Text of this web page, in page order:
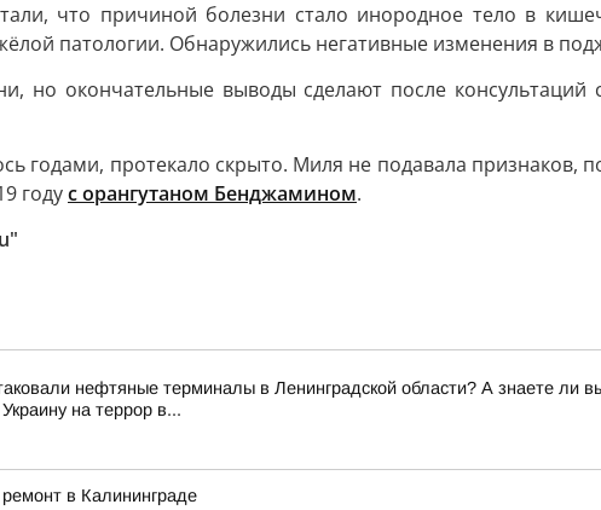
что причиной болезни стало инородное тело в
патологии. Обнаружились негативные изменения в
но окончательные выводы сделают после
годами, протекало скрыто. Миля не подавала признаков,
годус орангутаном Бенджамином.
нефтяные терминалы в Ленинградской области? А знаете ли
на террор в...
в Калининграде